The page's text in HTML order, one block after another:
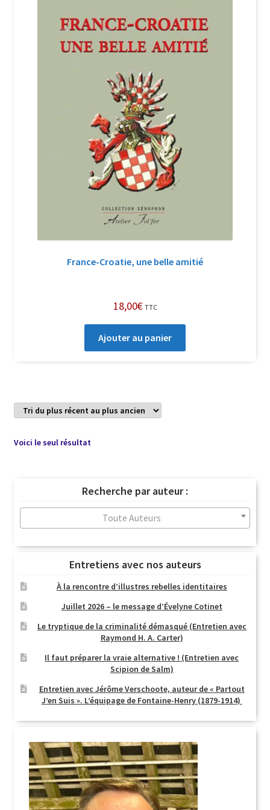
Login Customizer
Newsletter
Politique de confidentialité et cookies
Qui sommes-nous ?
Soutien à Philippe Randa
Suivi de la Commande
France-Croatie, une belle amitié
18,00€ TTC
Ajouter au panier
Voici le seul résultat
Recherche par auteur :
Toute Auteurs
Entretiens avec nos auteurs
À la rencontre d’illustres rebelles identitaires
Juillet 2026 – le message d’Évelyne Cotinet
Le tryptique de la criminalité démasqué (Entretien avec
Raymond H. A. Carter)
Il faut préparer la vraie alternative ! (Entretien avec
Scipion de Salm)
Entretien avec Jérôme Verschoote, auteur de « Partout
J’en Suis ». L’équipage de Fontaine-Henry (1879-1914)